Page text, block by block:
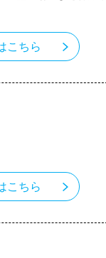
こちら
こちら